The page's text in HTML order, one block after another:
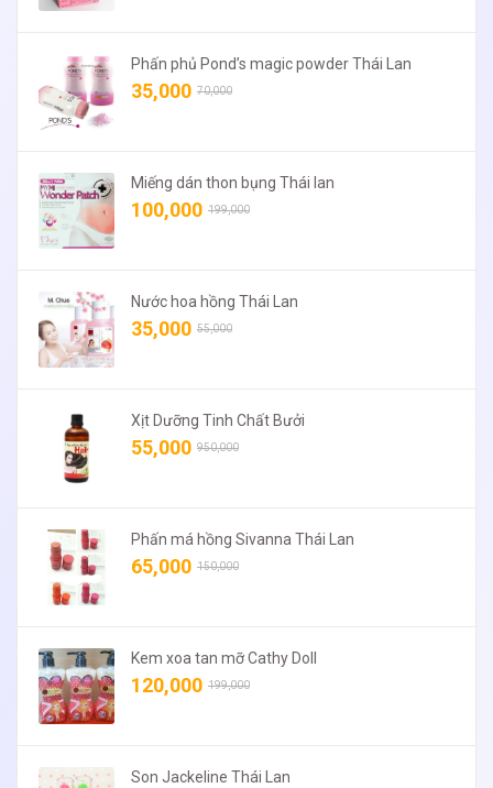
Phấn phủ Pond’s magic powder Thái Lan
35,000 70,000
Miếng dán thon bụng Thái lan
100,000 199,000
Nước hoa hồng Thái Lan
35,000 55,000
Xịt Dưỡng Tinh Chất Bưởi
55,000 950,000
Phấn má hồng Sivanna Thái Lan
65,000 150,000
Kem xoa tan mỡ Cathy Doll
120,000 199,000
Son Jackeline Thái Lan